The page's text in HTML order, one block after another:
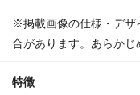
※掲載画像の仕様・デザ
合があります。あらかじ
特徴